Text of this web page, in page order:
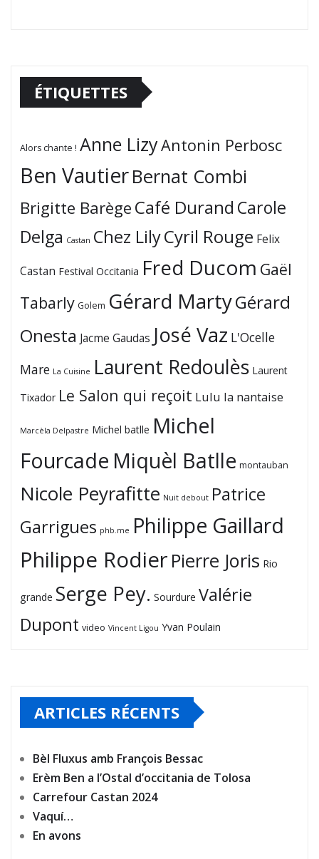
ÉTIQUETTES
Alors chante ! Anne LizyAntonin Perbosc
Ben VautierBernat Combi
Brigitte BarègeCafé Durand Carole
Delga Castan Chez LilyCyril Rouge Felix
Castan Festival Occitania Fred Ducom Gaël
Tabarly Golem Gérard MartyGérard
Onesta Jacme Gaudas José Vaz L'Ocelle
Mare La Cuisine Laurent Redoulès Laurent
Tixador Le Salon qui reçoit Lulu la nantaise
Marcèla Delpastre Michel batlle Michel
Fourcade Miquèl Batlle montauban
Nicole Peyrafitte Nuit debout Patrice
Garrigues phb.me Philippe Gaillard
Philippe Rodier Pierre Joris Rio
grande Serge Pey. Sourdure Valérie
Dupont video Vincent Ligou Yvan Poulain
ARTICLES RÉCENTS
Bèl Fluxus amb François Bessac
Erèm Ben a l’Ostal d’occitania de Tolosa
Carrefour Castan 2024
Vaquí…
En avons